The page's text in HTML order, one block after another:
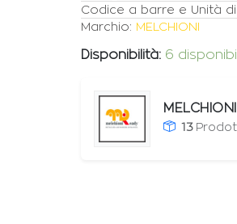
Codice a barre e Unità di
Marchio: MELCHIONI
Disponibilità: 6
MELCHIONI
13